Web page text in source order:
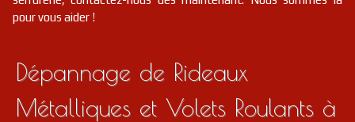
pour vous aider !
Dépannage de Rideaux
Métalliques et Volets Roulants à